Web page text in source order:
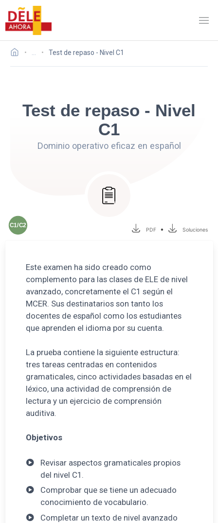
Test de repaso - Nivel C1
Test de repaso - Nivel
C1
Dominio operativo eficaz en español
C1/C2
PDF • Soluciones
Este examen ha sido creado como
complemento para las clases de ELE de nivel
avanzado, concretamente el C1 según el
MCER. Sus destinatarios son tanto los
docentes de español como los estudiantes
que aprenden el idioma por su cuenta.
La prueba contiene la siguiente estructura:
tres tareas centradas en contenidos
gramaticales, cinco actividades basadas en el
léxico, una actividad de comprensión de
lectura y un ejercicio de comprensión
auditiva.
Objetivos
Revisar aspectos gramaticales propios
del nivel C1.
Comprobar que se tiene un adecuado
conocimiento de vocabulario.
Completar un texto de nivel avanzado